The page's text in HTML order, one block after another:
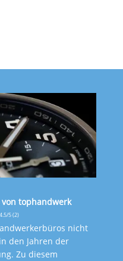
tophandwerk
4.5/5(2)
nicht
den Jahren der
Zu diesem